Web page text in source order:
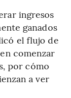
ingresos
ganados
el flujo de
comenzar
por cómo
a ver